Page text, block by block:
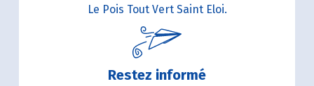
Le Pois Tout Vert Saint Eloi.
Restez informé